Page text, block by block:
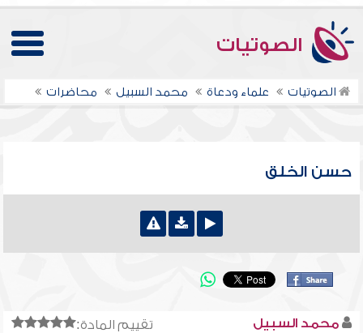
الصوتيات
الصوتيات علماء ودعاة محمد السبيل محاضرات
حسن الخلق
تقييم المادة: محمد السبيل